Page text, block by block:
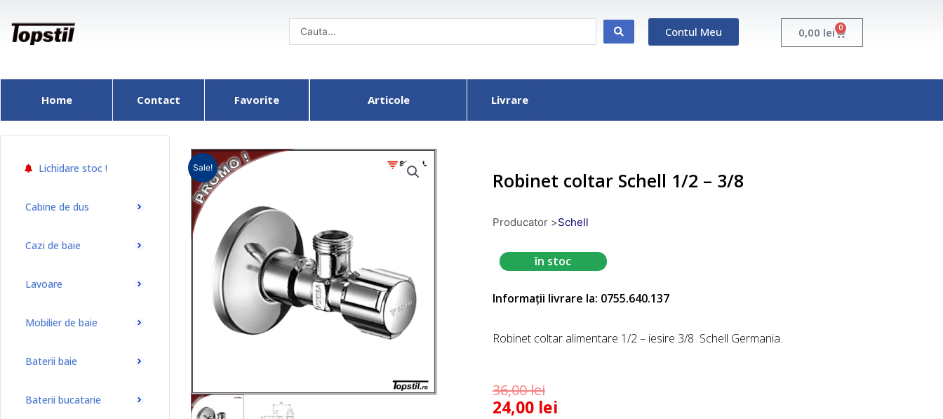
content
Contul Meu 0,00 lei 0 Cart
Home Contact Favorite Articole Livrare
Lichidare stoc !
Cabine de dus
Cazi de baie
Lavoare
Mobilier de baie
Baterii baie
Baterii bucatarie
Sale!
Robinet coltar Schell 1/2 – 3/8
Producator >Schell
în stoc
Informații livrare la: 0755.640.137
Robinet coltar alimentare 1/2 – iesire 3/8 Schell Germania.
36,00lei
24,00 lei